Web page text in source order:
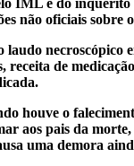
IML e do
não oficiais sobre
laudo
de
houve o
aos pais da morte,
uma demora